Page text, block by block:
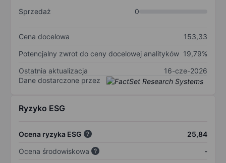
Sprzedaż
0
Cena docelowa
153,33
Potencjalny zwrot do ceny docelowej analityków 19,79%
Ostatnia aktualizacja
16-cze-2026
Dane dostarczone przez
Ryzyko ESG
Ocena ryzyka ESG
25,84
Ocena środowiskowa
-